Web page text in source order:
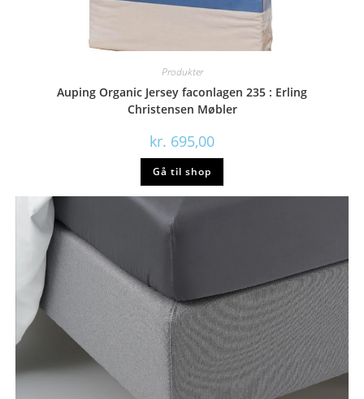
Produkter
Auping Organic Jersey faconlagen 235 : Erling
Christensen Møbler
kr. 695,00
Gå til shop